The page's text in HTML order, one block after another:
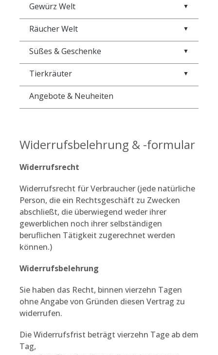
Gewürz Welt ▼
Räucher Welt ▼
Süßes & Geschenke ▼
Tierkräuter ▼
Angebote & Neuheiten
Widerrufsbelehrung & -formular
Widerrufsrecht
Widerrufsrecht für Verbraucher (jede natürliche
Person, die ein Rechtsgeschäft zu Zwecken
abschließt, die überwiegend weder ihrer
gewerblichen noch ihrer selbständigen
beruflichen Tätigkeit zugerechnet werden
können.)
Widerrufsbelehrung
Sie haben das Recht, binnen vierzehn Tagen
ohne Angabe von Gründen diesen Vertrag zu
widerrufen.
Die Widerrufsfrist beträgt vierzehn Tage ab dem
Tag,